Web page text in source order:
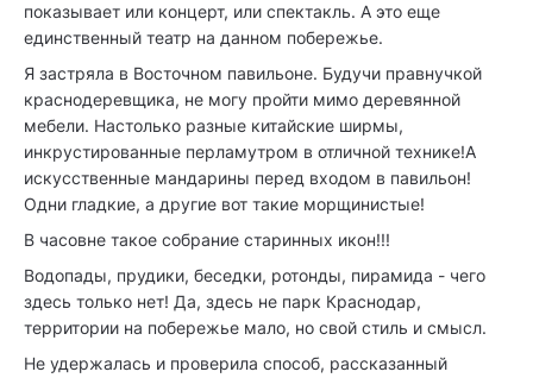
показывает или концерт, или спектакль. А это еще
единственный театр на данном побережье.
Я застряла в Восточном павильоне. Будучи правнучкой
краснодеревщика, не могу пройти мимо деревянной
мебели. Настолько разные китайские ширмы,
инкрустированные перламутром в отличной технике!А
искусственные мандарины перед входом в павильон!
Одни гладкие, а другие вот такие морщинистые!
В часовне такое собрание старинных икон!!!
Водопады, прудики, беседки, ротонды, пирамида - чего
здесь только нет! Да, здесь не парк Краснодар,
территории на побережье мало, но свой стиль и смысл.
Не удержалась и проверила способ, рассказанный